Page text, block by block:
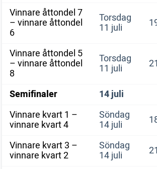
Vinnare åttondel 7
– vinnare åttondel
6
Torsdag
11 juli
Vinnare åttondel 5
– vinnare åttondel
8
Torsdag
11 juli
Semifinaler
14 juli
Vinnare kvart 1 –
vinnare kvart 4
Söndag
14 juli
Vinnare kvart 3 –
vinnare kvart 2
Söndag
14 juli